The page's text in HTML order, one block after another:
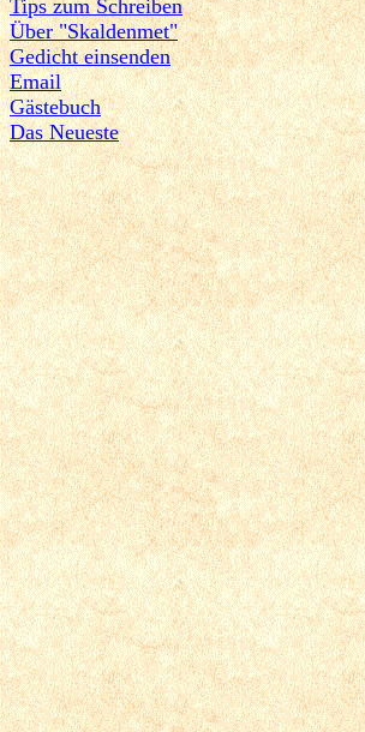
Tips zum Schreiben
Über "Skaldenmet"
Gedicht einsenden
Email
Gästebuch
Das Neueste